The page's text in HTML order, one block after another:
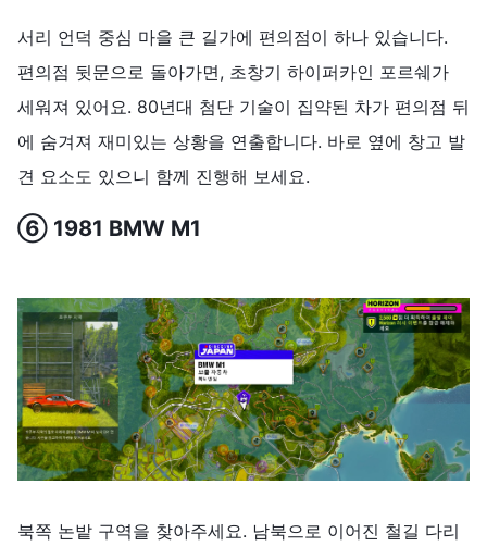
서리 언덕 중심 마을 큰 길가에 편의점이 하나 있습니다.
편의점 뒷문으로 돌아가면, 초창기 하이퍼카인 포르쉐가
세워져 있어요. 80년대 첨단 기술이 집약된 차가 편의점 뒤
에 숨겨져 재미있는 상황을 연출합니다. 바로 옆에 창고 발
견 요소도 있으니 함께 진행해 보세요.
⑥ 1981 BMW M1
북쪽 논밭 구역을 찾아주세요. 남북으로 이어진 철길 다리